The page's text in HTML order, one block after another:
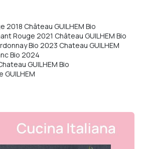
2018 Château GUILHEM Bio
Rouge 2021 Château GUILHEM Bio
Bio 2023 Chateau GUILHEM
Bio 2024
GUILHEM Bio
GUILHEM